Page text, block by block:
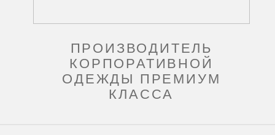
ПРОИЗВОДИТЕЛЬ
КОРПОРАТИВНОЙ
ОДЕЖДЫ ПРЕМИУМ
КЛАССА